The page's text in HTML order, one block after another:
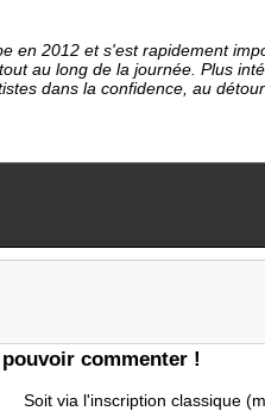
en 2012 et s'est rapidement
au long de la journée. Plus
dans la confidence, au
commenter !
Soit via l'inscription classique